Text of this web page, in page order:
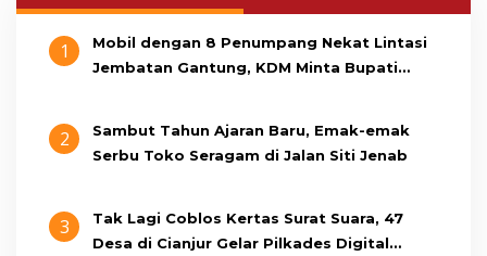
1
Mobil dengan 8 Penumpang Nekat Lintasi
Jembatan Gantung, KDM Minta Bupati
2
Sambut Tahun Ajaran Baru, Emak-emak
Serbu Toko Seragam di Jalan Siti Jenab
3
Tak Lagi Coblos Kertas Surat Suara, 47
Desa di Cianjur Gelar Pilkades Digital